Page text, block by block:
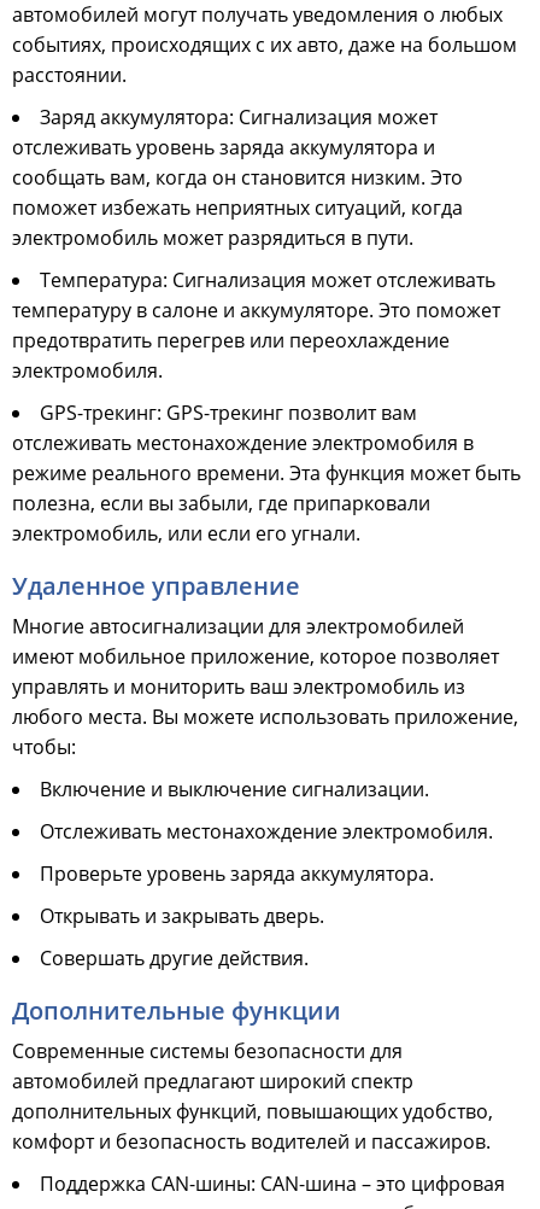
автомобилей могут получать уведомления о любых
событиях, происходящих с их авто, даже на большом
расстоянии.
Заряд аккумулятора: Сигнализация может
отслеживать уровень заряда аккумулятора и
сообщать вам, когда он становится низким. Это
поможет избежать неприятных ситуаций, когда
электромобиль может разрядиться в пути.
Температура: Сигнализация может отслеживать
температуру в салоне и аккумуляторе. Это поможет
предотвратить перегрев или переохлаждение
электромобиля.
GPS-трекинг: GPS-трекинг позволит вам
отслеживать местонахождение электромобиля в
режиме реального времени. Эта функция может быть
полезна, если вы забыли, где припарковали
электромобиль, или если его угнали.
Удаленное управление
Многие автосигнализации для электромобилей
имеют мобильное приложение, которое позволяет
управлять и мониторить ваш электромобиль из
любого места. Вы можете использовать приложение,
чтобы:
Включение и выключение сигнализации.
Отслеживать местонахождение электромобиля.
Проверьте уровень заряда аккумулятора.
Открывать и закрывать дверь.
Совершать другие действия.
Дополнительные функции
Современные системы безопасности для
автомобилей предлагают широкий спектр
дополнительных функций, повышающих удобство,
комфорт и безопасность водителей и пассажиров.
Поддержка CAN-шины: CAN-шина – это цифровая